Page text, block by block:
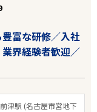
富な研修／入社
界経験者歓迎／
前津駅 (名古屋市営地下